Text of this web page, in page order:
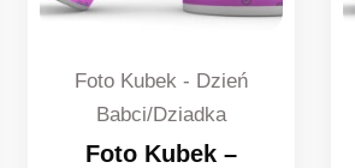
Foto Kubek - Dzień
Babci/Dziadka
Foto Kubek –